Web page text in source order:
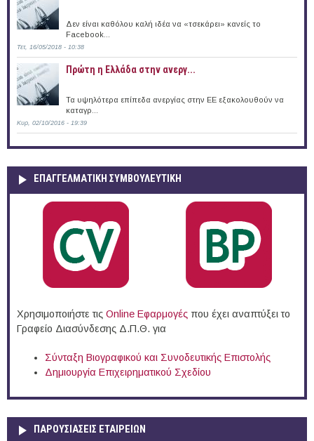
Δεν είναι καθόλου καλή ιδέα να «τσεκάρει» κανείς το
Facebook...
Τετ, 16/05/2018 - 10:38
Πρώτη η Ελλάδα στην ανεργ...
Τα υψηλότερα επίπεδα ανεργίας στην ΕΕ εξακολουθούν να
καταγρ...
Κυρ, 02/10/2016 - 19:39
ΕΠΑΓΓΕΛΜΑΤΙΚΉ ΣΥΜΒΟΥΛΕΥΤΙΚΉ
Χρησιμοποιήστε τις Online Eφαρμογές που έχει αναπτύξει το
Γραφείο Διασύνδεσης Δ.Π.Θ. για
Σύνταξη Βιογραφικού και Συνοδευτικής Επιστολής
Δημιουργία Επιχειρηματικού Σχεδίου
ΠΑΡΟΥΣΙΆΣΕΙΣ ΕΤΑΙΡΕΙΏΝ